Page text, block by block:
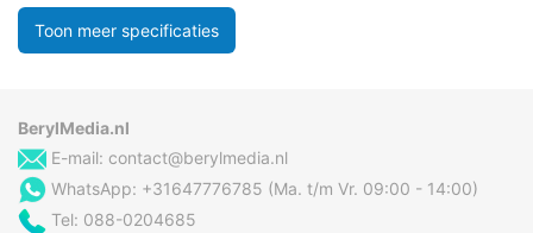
Toon meer specificaties
BerylMedia.nl
E-mail: contact@berylmedia.nl
WhatsApp: +31647776785 (Ma. t/m Vr. 09:00 - 14:00)
Tel: 088-0204685